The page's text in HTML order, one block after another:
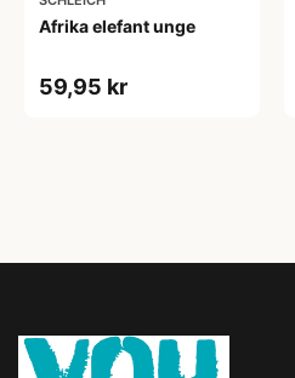
Afrika elefant unge
59,95 kr